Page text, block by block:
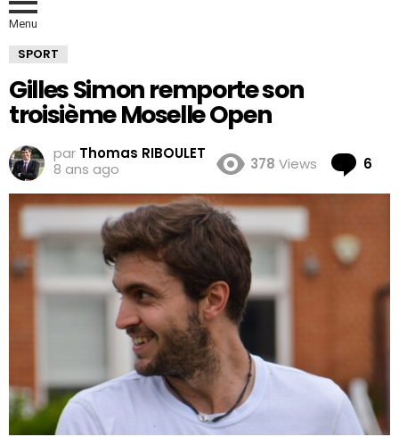
Menu
SPORT
Gilles Simon remporte son
troisième Moselle Open
par Thomas RIBOULET
8 ans ago
378 Views 6